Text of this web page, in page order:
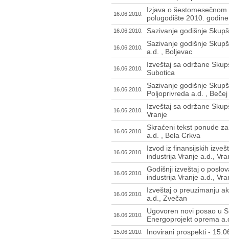
16.06.2010.
Izjava o
polugodište 2010.
16.06.2010. Sazivanje godišnje
16.06.2010.
Sazivanje godišnje
a.d. , Boljevac
16.06.2010.
Izveštaj sa održane
Subotica
16.06.2010.
Sazivanje godišnje
Poljoprivreda a.d. , Bečej
16.06.2010.
Izveštaj sa održane
Vranje
16.06.2010.
Skraćeni tekst ponude
a.d. , Bela Crkva
16.06.2010.
Izvod iz finansijskih
industrija Vranje a.d.,
16.06.2010.
Godišnji izveštaj o
industrija Vranje a.d.,
16.06.2010.
Izveštaj o preuzimanju
a.d., Zvečan
16.06.2010.
Ugovoren novi posao u
Energoprojekt oprema
15.06.2010. Inovirani prospekti -